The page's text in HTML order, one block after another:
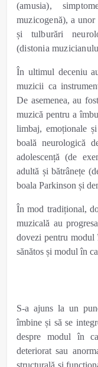
(amusia),
muzicogenă), a
și tulburări
(distonia
În ultimul deceniu
muzicii ca
De asemenea, au
muzică pentru a
limbaj, emoționale
boală neurologică
adolescență (de
adultă și bătrânețe
boala Parkinson și
În mod tradițional,
muzicală au
dovezi pentru modul
sănătos și modul în
S-a ajuns la un
îmbine și să se
despre modul în
deteriorat sau